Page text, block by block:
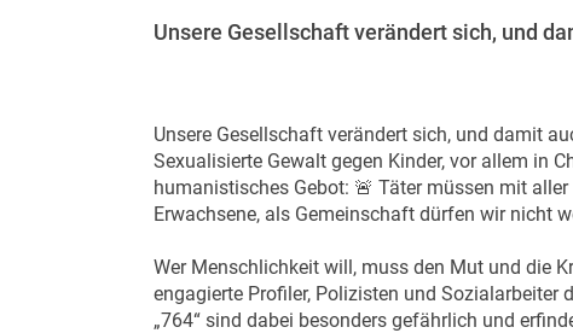
Unsere Gesellschaft verändert sich, und
Unsere Gesellschaft verändert sich, und damit
Sexualisierte Gewalt gegen Kinder, vor allem in
humanistisches Gebot: 🚨 Täter müssen mit
Erwachsene, als Gemeinschaft dürfen wir nicht
Wer Menschlichkeit will, muss den Mut und die
engagierte Profiler, Polizisten und Sozialarbeiter
„764“ sind dabei besonders gefährlich und